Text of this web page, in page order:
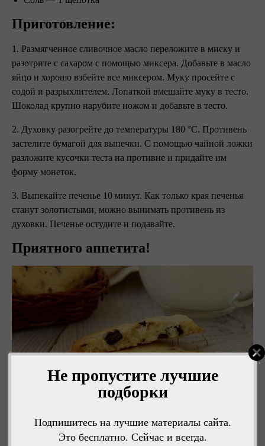
Не пропустите лучшие
подборки
Подпишитесь на лучшие материалы сайта.
Это бесплатно. Сейчас и всегда.
Приготовление:
1. Размягченное сливочное масло переложите в миску и
разотрите с сахаром с помощью миксера. Добавьте в масло
яйцо и хорошо взбейте все миксером. Муку просейте с
содой и разрыхлителем. Лопаткой вмешайте муку в тесто.
Шоколад крупно нарубите ножом и добавьте в тесто.
2. Духовку разогрейте до температуры 180 °С. Противень
застелите бумагой для выпечки. С помощью чайной ложки
разложите кусочки теста на противне и придайте им
форму монеток.
3. Выпекайте печенье 10 минут. Как только края печенья
станут золотистыми, можно вынимать противень из
духовки. Печенье остудите и подавайте.
Приятного аппетита!